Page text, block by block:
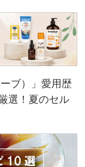
ブ）」愛用歴
選！夏のセル